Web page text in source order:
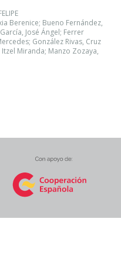
Berenice; Bueno Fernández,
José Ángel; Ferrer
González Rivas, Cruz
Miranda; Manzo Zozaya,